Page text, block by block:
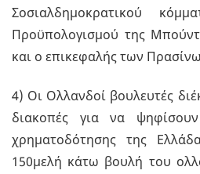
Σοσιαλδημοκρατικού
Προϋπολογισμού της
και ο επικεφαλής των
4) Οι Ολλανδοί βουλευτές
διακοπές για να
χρηματοδότησης της
150μελή κάτω βουλή του